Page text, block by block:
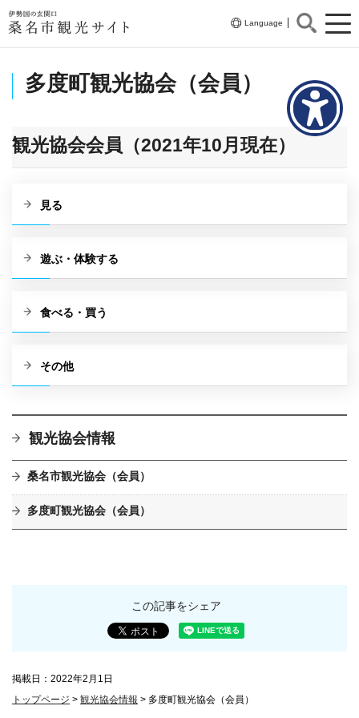
伊勢国の玄関口
桑名市観光サイト
Language
多度町観光協会（会員）
観光協会会員（2021年10月現在）
見る
遊ぶ・体験する
食べる・買う
その他
観光協会情報
桑名市観光協会（会員）
多度町観光協会（会員）
この記事をシェア
掲載日：2022年2月1日
トップページ > 観光協会情報 > 多度町観光協会（会員）